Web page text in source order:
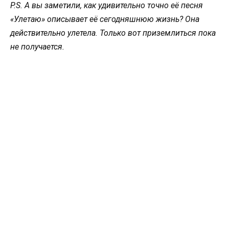
P.S. А вы заметили, как удивительно точно её песня
«Улетаю» описывает её сегодняшнюю жизнь? Она
действительно улетела. Только вот приземлиться пока
не получается.